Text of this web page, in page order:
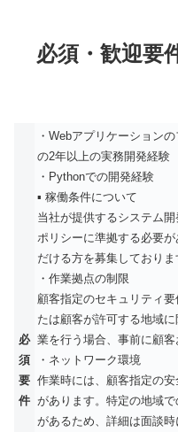
必須・歓迎要
必
須
要
件
・Webアプリケーション
の2年以上の実務開発経験
・Pythonでの開発経験
▪️ 稼働条件について
当社が提供するシステム
ポリシーに準拠する必要
だける方を募集しておりま
・作業拠点の制限
顧客指定のセキュリティ
たは顧客が許可する地域
業を行う場合、事前に顧客
・ネットワーク環境
作業時には、顧客指定の
があります。特定の地域
があるため、詳細は面談時